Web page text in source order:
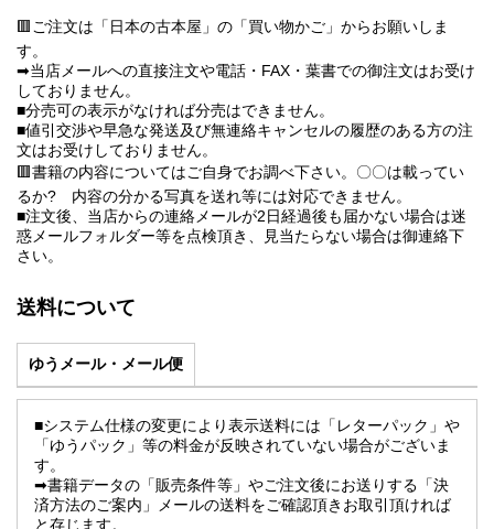
🟥ご注文は「日本の古本屋」の「買い物かご」からお願いしま
す。
➡当店メールへの直接注文や電話・FAX・葉書での御注文はお受け
しておりません。
■分売可の表示がなければ分売はできません。
■値引交渉や早急な発送及び無連絡キャンセルの履歴のある方の注
文はお受けしておりません。
🟥書籍の内容についてはご自身でお調べ下さい。〇〇は載ってい
るか? 内容の分かる写真を送れ等には対応できません。
■注文後、当店からの連絡メールが2日経過後も届かない場合は迷
惑メールフォルダー等を点検頂き、見当たらない場合は御連絡下
さい。
送料について
ゆうメール・メール便
■システム仕様の変更により表示送料には「レターパック」や
「ゆうパック」等の料金が反映されていない場合がございま
す。
➡書籍データの「販売条件等」やご注文後にお送りする「決
済方法のご案内」メールの送料をご確認頂きお取引頂ければ
と存じます。